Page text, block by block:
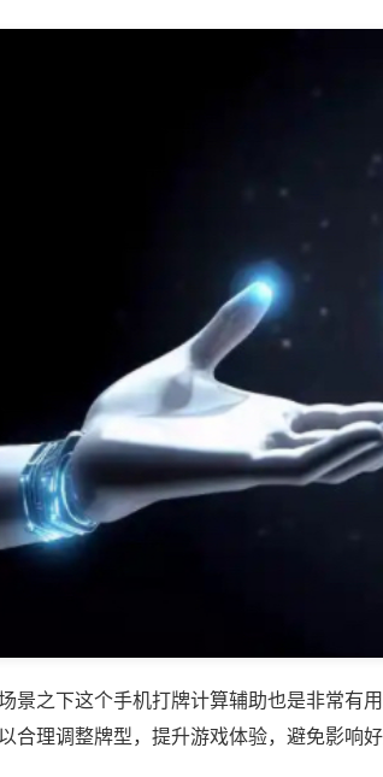
景之下这个手机打牌计算辅助也是非常有
合理调整牌型，提升游戏体验，避免影响好